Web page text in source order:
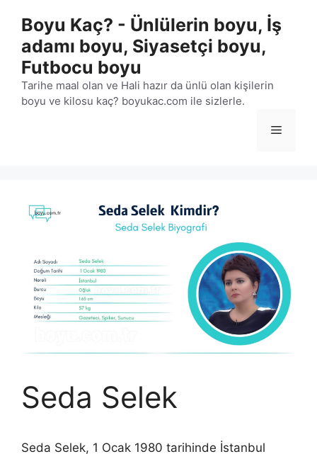
Boyu Kaç? - Ünlülerin boyu, İş
adamı boyu, Siyasetçi boyu,
Futbocu boyu
Tarihe maal olan ve Hali hazır da ünlü olan kişilerin
boyu ve kilosu kaç? boyukac.com ile sizlerle.
Menü
Seda Selek
Seda Selek, 1 Ocak 1980 tarihinde İstanbul